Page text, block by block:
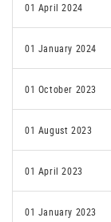
01 April 2024
01 January 2024
01 October 2023
01 August 2023
01 April 2023
01 January 2023